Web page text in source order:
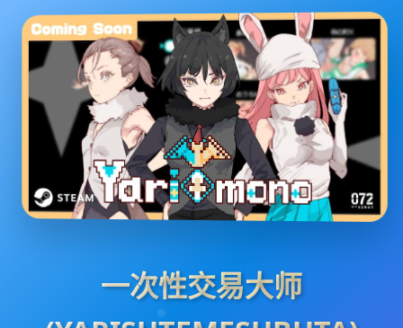
一次性交易大师